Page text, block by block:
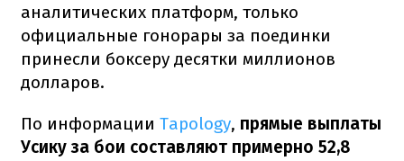
аналитических платформ, только
официальные гонорары за поединки
принесли боксеру десятки миллионов
долларов.
По информации Tapology, прямые выплаты
Усику за бои составляют примерно 52,8